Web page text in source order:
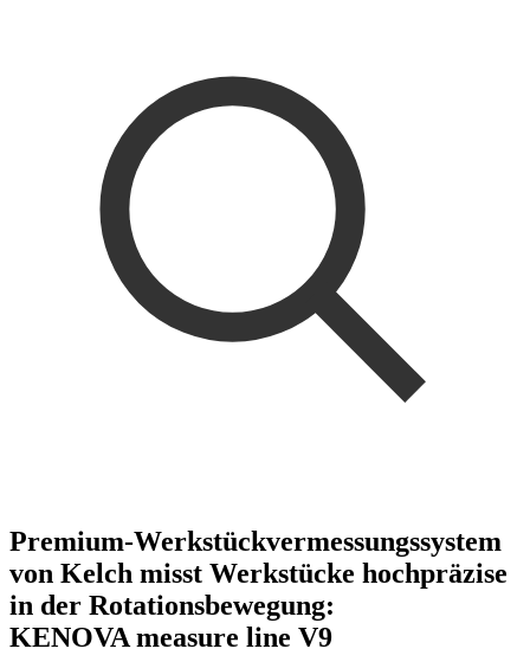
Premium-Werkstückvermessungssystem
von Kelch misst Werkstücke hochpräzise
in der Rotationsbewegung:
KENOVA measure line V9